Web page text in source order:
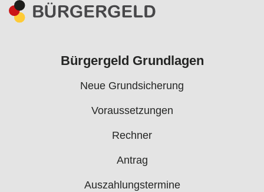
Bürgergeld Grundlagen
Neue Grundsicherung
Voraussetzungen
Rechner
Antrag
Auszahlungstermine